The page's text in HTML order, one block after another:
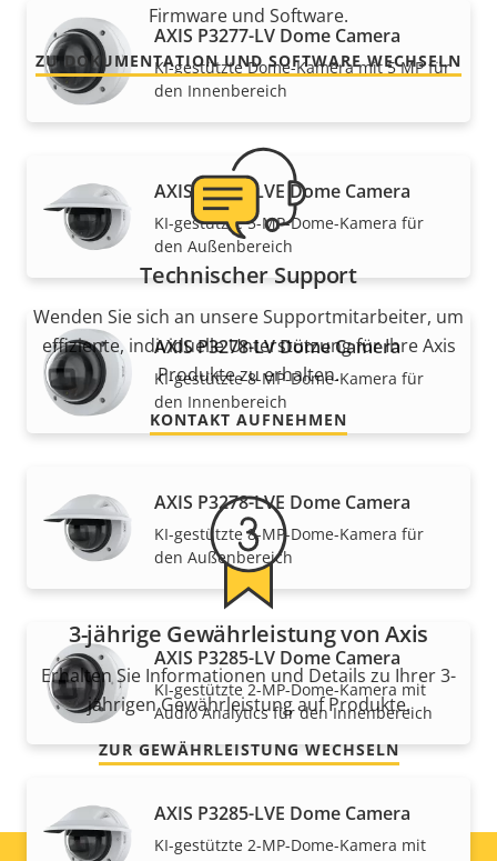
AXIS P3277-LV Dome Camera
KI-gestützte Dome-Kamera mit 5 MP für
den Innenbereich
AXIS P3277-LVE Dome Camera
KI-gestützte 5-MP-Dome-Kamera für
den Außenbereich
AXIS P3278-LV Dome Camera
KI-gestützte 8-MP-Dome-Kamera für
den Innenbereich
AXIS P3278-LVE Dome Camera
KI-gestützte 8-MP-Dome-Kamera für
den Außenbereich
AXIS P3285-LV Dome Camera
KI-gestützte 2-MP-Dome-Kamera mit
Audio Analytics für den Innenbereich
AXIS P3285-LVE Dome Camera
KI-gestützte 2-MP-Dome-Kamera mit
Firmware und Software.
ZU DOKUMENTATION UND SOFTWARE WECHSELN
Technischer Support
Wenden Sie sich an unsere Supportmitarbeiter, um
effiziente, individuelle Unterstützung für Ihre Axis
Produkte zu erhalten.
KONTAKT AUFNEHMEN
3-jährige Gewährleistung von Axis
Erhalten Sie Informationen und Details zu Ihrer 3-
jährigen Gewährleistung auf Produkte.
ZUR GEWÄHRLEISTUNG WECHSELN